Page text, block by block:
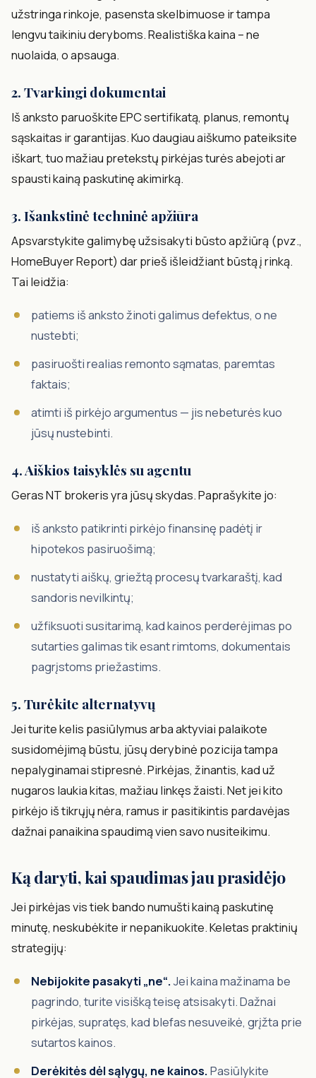
užstringa rinkoje, pasensta skelbimuose ir tampa
lengvu taikiniu deryboms. Realistiška kaina – ne
nuolaida, o apsauga.
2. Tvarkingi dokumentai
Iš anksto paruoškite EPC sertifikatą, planus, remontų
sąskaitas ir garantijas. Kuo daugiau aiškumo pateiksite
iškart, tuo mažiau pretekstų pirkėjas turės abejoti ar
spausti kainą paskutinę akimirką.
3. Išankstinė techninė apžiūra
Apsvarstykite galimybę užsisakyti būsto apžiūrą (pvz.,
HomeBuyer Report) dar prieš išleidžiant būstą į rinką.
Tai leidžia:
patiems iš anksto žinoti galimus defektus, o ne
nustebti;
pasiruošti realias remonto sąmatas, paremtas
faktais;
atimti iš pirkėjo argumentus — jis nebeturės kuo
jūsų nustebinti.
4. Aiškios taisyklės su agentu
Geras NT brokeris yra jūsų skydas. Paprašykite jo:
iš anksto patikrinti pirkėjo finansinę padėtį ir
hipotekos pasiruošimą;
nustatyti aiškų, griežtą procesų tvarkaraštį, kad
sandoris nevilkintų;
užfiksuoti susitarimą, kad kainos perderėjimas po
sutarties galimas tik esant rimtoms, dokumentais
pagrįstoms priežastims.
5. Turėkite alternatyvų
Jei turite kelis pasiūlymus arba aktyviai palaikote
susidomėjimą būstu, jūsų derybinė pozicija tampa
nepalyginamai stipresnė. Pirkėjas, žinantis, kad už
nugaros laukia kitas, mažiau linkęs žaisti. Net jei kito
pirkėjo iš tikrųjų nėra, ramus ir pasitikintis pardavėjas
dažnai panaikina spaudimą vien savo nusiteikimu.
Ką daryti, kai spaudimas jau prasidėjo
Jei pirkėjas vis tiek bando numušti kainą paskutinę
minutę, neskubėkite ir nepanikuokite. Keletas praktinių
strategijų:
Nebijokite pasakyti „ne“.Jei kaina mažinama be
pagrindo, turite visišką teisę atsisakyti. Dažnai
pirkėjas, supratęs, kad blefas nesuveikė, grįžta prie
sutartos kainos.
Derėkitės dėl sąlygų, ne kainos.Pasiūlykite